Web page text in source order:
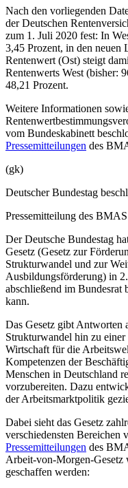
Nach den vorliegenden
der Deutschen
zum 1. Juli 2020 fest: In
3,45 Prozent, in den neuen
Rentenwert (Ost) steigt
Rentenwerts West (bisher:
48,21 Prozent.
Weitere Informationen
vom Bundeskabinett
Pressemitteilungen des
(gk)
Deutscher Bundestag
Pressemitteilung des
Der Deutsche Bundestag
Gesetz (Gesetz zur
Strukturwandel und zur
Ausbildungsförderung) in
abschließend im Bundesrat
kann.
Das Gesetz gibt Antworten
Strukturwandel hin zu
Wirtschaft für die
Kompetenzen der
Menschen in Deutschland
vorzubereiten. Dazu
der Arbeitsmarktpolitik
Dabei sieht das Gesetz
verschiedensten Bereichen
Pressemitteilungen des
Arbeit-von-Morgen-Gesetz
geschaffen werden: